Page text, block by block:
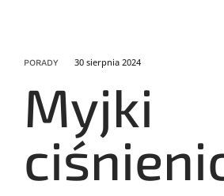
PORADY 30 sierpnia 2024
Myjki